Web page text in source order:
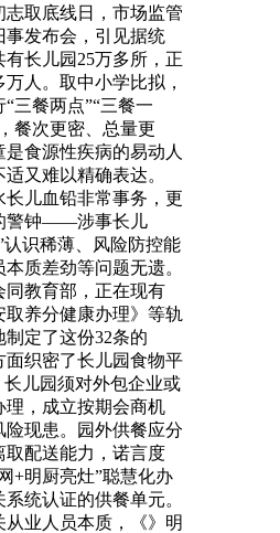
志取底线日，市场监管
事发布会，引见据统
长儿园25万多所，正
人。取中小学比拟，
三餐两点”“三餐一
餐次更密、总量更
食源性疾病的易动人
又难以精确表达。
长儿血铅非常事务，更
警钟——涉事长儿
认识稀薄、风险防控能
质差劲等问题无遗。
同教育部，正在现有
取养分健康办理》等轨
定了这份32条的
面织密了长儿园食物平
长儿园须对外包企业或
理，成立按期会商机
险现患。园外供餐应分
取配送能力，诺言度
+明厨亮灶”聪慧化办
统认证的供餐单元。
业人员本质，《》明